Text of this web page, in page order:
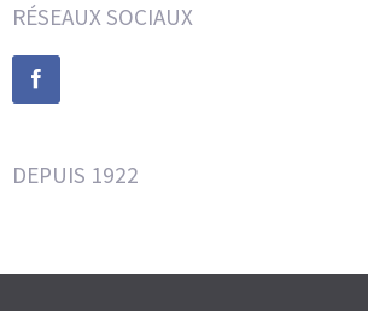
RÉSEAUX SOCIAUX
DEPUIS 1922